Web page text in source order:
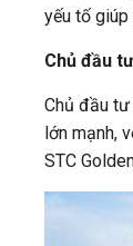
yếu tố
Chủ đầu
Chủ đầu tư
lớn mạnh,
STC